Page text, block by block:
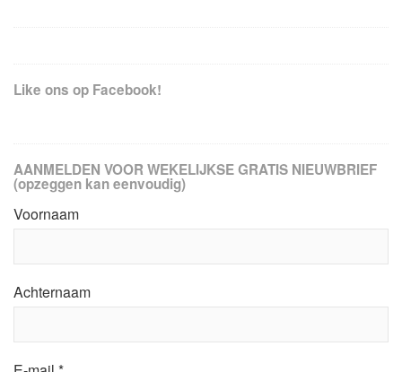
Like ons op Facebook!
AANMELDEN VOOR WEKELIJKSE GRATIS NIEUWBRIEF
(opzeggen kan eenvoudig)
Voornaam
Achternaam